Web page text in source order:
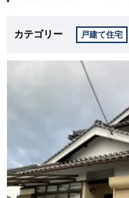
カテゴリー 戸建て住宅